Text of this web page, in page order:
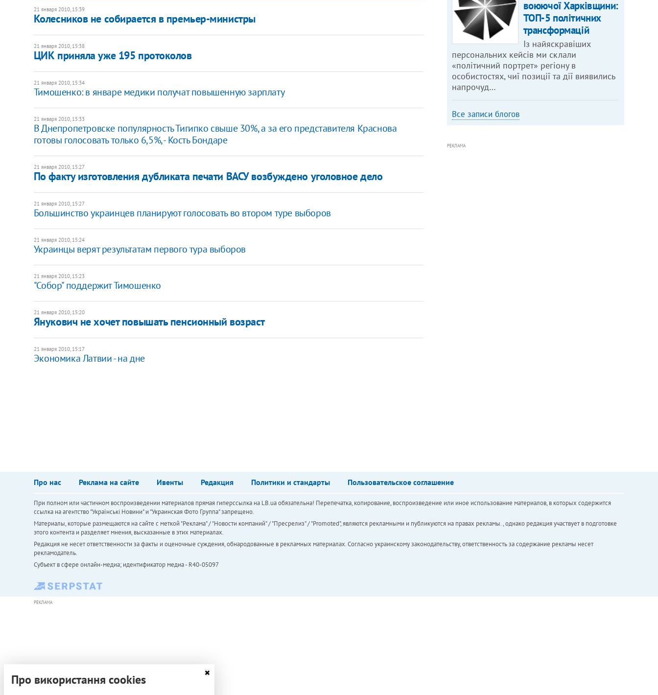
21 января 2010, 15:39
Колесников не собирается в премьер-министры
21 января 2010, 15:38
ЦИК приняла уже 195 протоколов
21 января 2010, 15:34
Тимошенко: в январе медики получат повышенную зарплату
21 января 2010, 15:33
В Днепропетровске популярность Тигипко свыше 30%, а за его представителя Краснова
готовы голосовать только 6,5%, - Кость Бондаре
21 января 2010, 15:27
По факту изготовления дубликата печати ВАСУ возбуждено уголовное дело
21 января 2010, 15:27
Большинство украинцев планируют голосовать во втором туре выборов
21 января 2010, 15:24
Украинцы верят результатам первого тура выборов
21 января 2010, 15:23
"Собор" поддержит Тимошенко
21 января 2010, 15:20
Янукович не хочет повышать пенсионный возраст
21 января 2010, 15:17
Экономика Латвии - на дне
воюючої Харківщини:
ТОП-5 політичних
трансформацій
Із найяскравіших
персональних кейсів ми склали
«політичний портрет» регіону в
особистостях, чиї позиції та дії виявились
напрочуд…
Все записи блогов
РЕКЛАМА
Про нас Реклама на сайте Ивенты Редакция Политики и стандарты Пользовательское соглашение
При полном или частичном воспроизведении материалов прямая гиперссылка на LB.ua обязательна! Перепечатка, копирование, воспроизведение или иное использование материалов, в которых содержится
ссылка на агентство "Українськi Новини" и "Украинская Фото Группа" запрещено.
Материалы, которые размещаются на сайте с меткой "Реклама" / "Новости компаний" / "Пресрелиз" / "Promoted", являются рекламными и публикуются на правах рекламы. , однако редакция участвует в подготовке
этого контента и разделяет мнения, высказанные в этих материалах.
Редакция не несет ответственности за факты и оценочные суждения, обнародованные в рекламных материалах. Согласно украинскому законодательству, ответственность за содержание рекламы несет
рекламодатель.
Субъект в сфере онлайн-медиа; идентификатор медиа - R40-05097
РЕКЛАМА
Про використання cookies